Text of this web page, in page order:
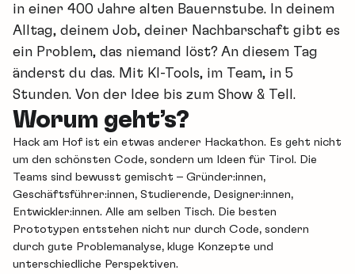
in einer 400 Jahre alten Bauernstube. ​In deinem
Alltag, deinem Job, deiner Nachbarschaft gibt es
ein Problem, das niemand löst? An diesem Tag
änderst du das. Mit KI-Tools, im Team, in 5
Stunden. Von der Idee bis zum Show & Tell.
Worum geht’s?
​Hack am Hof ist ein etwas anderer Hackathon. Es geht nicht
um den schönsten Code, sondern um Ideen für Tirol. Die
Teams sind bewusst gemischt – Gründer:innen,
Geschäftsführer:innen, Studierende, Designer:innen,
Entwickler:innen. Alle am selben Tisch. Die besten
Prototypen entstehen nicht nur durch Code, sondern
durch gute Problemanalyse, kluge Konzepte und
unterschiedliche Perspektiven.